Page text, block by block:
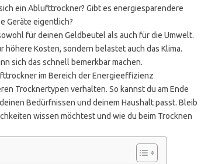
ein Ablufttrockner? Gibt es energiesparendere
Geräte eigentlich?
für deinen Geldbeutel als auch für die Umwelt.
Kosten, sondern belastet auch das Klima.
sich das schnell bemerkbar machen.
im Bereich der Energieeffizienz
Trocknertypen verhalten. So kannst du am Ende
Bedürfnissen und deinem Haushalt passt. Bleib
wissen möchtest und wie du beim Trocknen